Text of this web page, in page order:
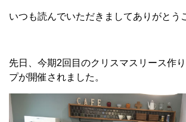
いつも読んでいただきましてありがとう
先日、今期2回目のクリスマスリース作
プが開催されました。